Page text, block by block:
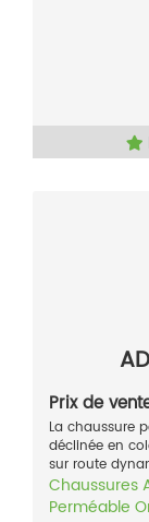
Prix de
La chaussure
déclinée en
sur route
Chaussures
Perméable